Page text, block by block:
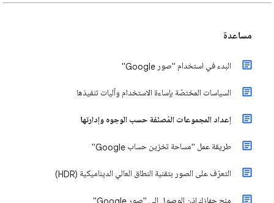
مساعدة
البدء في استخدام "صور Google"
السياسات المختصّة بإساءة الاستخدام وآليات تنفيذها
إعداد المجموعات المُصنّفة حسب الوجوه وإدارتها
طريقة عمل "مساحة تخزين حساب Google"
التعرّف على الصور بتقنية النطاق العالي الديناميكية (HDR)